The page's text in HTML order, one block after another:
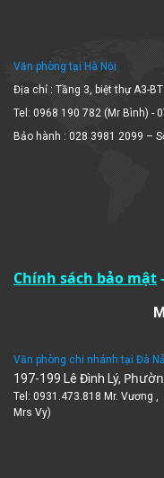
Văn phòng tại Hà Nội
Địa chỉ : Tầng 3, biệt thự A3-
Tel: 0968 190 782 (Mr Bình) -
Bảo hành : 028 3981 2099 –
Chính sách bảo mật
197-199 Lê Đình Lý,
Tel: 0931.473.818 Mr. Vương
Mrs Vy)